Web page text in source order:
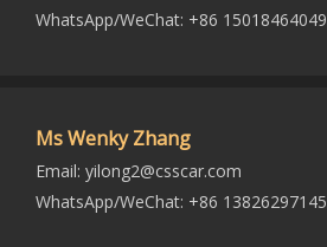
WhatsApp/WeChat: +86 15018464049
Ms Wenky Zhang
Email: yilong2@csscar.com
WhatsApp/WeChat: +86 13826297145